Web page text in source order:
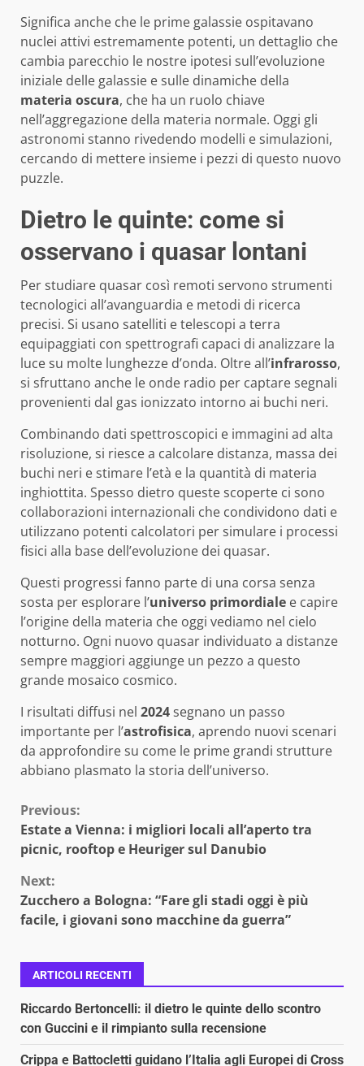
Significa anche che le prime galassie ospitavano
nuclei attivi estremamente potenti, un dettaglio che
cambia parecchio le nostre ipotesi sull’evoluzione
iniziale delle galassie e sulle dinamiche della
materia oscura, che ha un ruolo chiave
nell’aggregazione della materia normale. Oggi gli
astronomi stanno rivedendo modelli e simulazioni,
cercando di mettere insieme i pezzi di questo nuovo
puzzle.
Dietro le quinte: come si
osservano i quasar lontani
Per studiare quasar così remoti servono strumenti
tecnologici all’avanguardia e metodi di ricerca
precisi. Si usano satelliti e telescopi a terra
equipaggiati con spettrografi capaci di analizzare la
luce su molte lunghezze d’onda. Oltre all’infrarosso,
si sfruttano anche le onde radio per captare segnali
provenienti dal gas ionizzato intorno ai buchi neri.
Combinando dati spettroscopici e immagini ad alta
risoluzione, si riesce a calcolare distanza, massa dei
buchi neri e stimare l’età e la quantità di materia
inghiottita. Spesso dietro queste scoperte ci sono
collaborazioni internazionali che condividono dati e
utilizzano potenti calcolatori per simulare i processi
fisici alla base dell’evoluzione dei quasar.
Questi progressi fanno parte di una corsa senza
sosta per esplorare l’universo primordiale e capire
l’origine della materia che oggi vediamo nel cielo
notturno. Ogni nuovo quasar individuato a distanze
sempre maggiori aggiunge un pezzo a questo
grande mosaico cosmico.
I risultati diffusi nel 2024segnano un passo
importante per l’astrofisica, aprendo nuovi scenari
da approfondire su come le prime grandi strutture
abbiano plasmato la storia dell’universo.
Continue
Reading
Previous:
Estate a Vienna: i migliori locali all’aperto tra
picnic, rooftop e Heuriger sul Danubio
Next:
Zucchero a Bologna: “Fare gli stadi oggi è più
facile, i giovani sono macchine da guerra”
ARTICOLI RECENTI
Riccardo Bertoncelli: il dietro le quinte dello scontro
con Guccini e il rimpianto sulla recensione
Crippa e Battocletti guidano l’Italia agli Europei di Cross